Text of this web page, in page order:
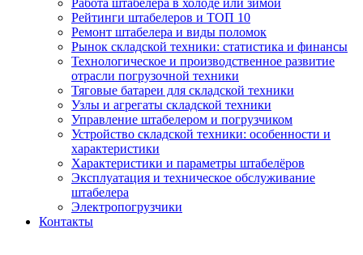
Работа штабелера в холоде или зимой
Рейтинги штабелеров и ТОП 10
Ремонт штабелера и виды поломок
Рынок складской техники: статистика и финансы
Технологическое и производственное развитие
отрасли погрузочной техники
Тяговые батареи для складской техники
Узлы и агрегаты складской техники
Управление штабелером и погрузчиком
Устройство складской техники: особенности и
характеристики
Характеристики и параметры штабелёров
Эксплуатация и техническое обслуживание
штабелера
Электропогрузчики
Контакты